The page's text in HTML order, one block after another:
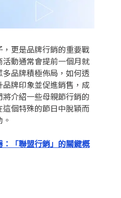
更是品牌行銷的重要戰
動通常會提前一個月就
品牌積極佈局，如何透
牌印象並促進銷售，成
介紹一些母親節行銷的
個特殊的節日中脫穎而
「聯盟行銷」的關鍵概